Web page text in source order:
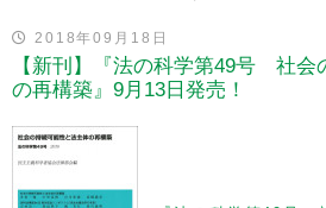
2018年09月18日
【新刊】『法の科学第49号 社会
の再構築』9月13日発売！